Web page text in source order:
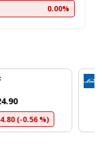
0.00%
(-0.56 %)